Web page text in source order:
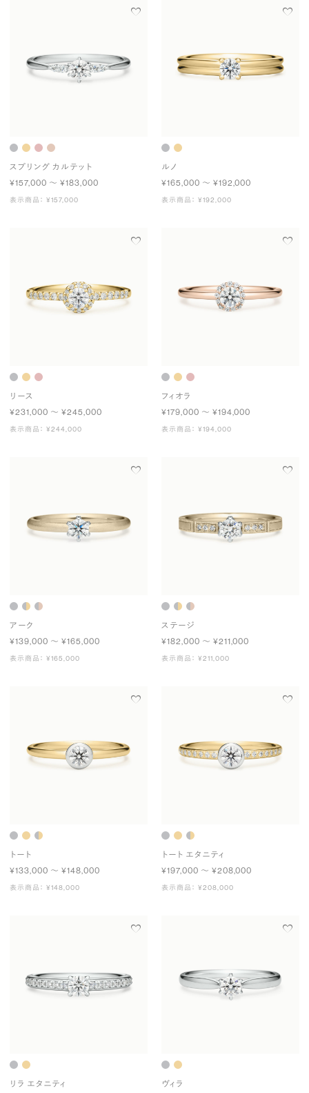
スプリング カルテット
¥157,000 〜 ¥183,000
表示商品： ¥157,000
ルノ
¥165,000 〜 ¥192,000
表示商品： ¥192,000
リース
¥231,000 〜 ¥245,000
表示商品： ¥244,000
フィオラ
¥179,000 〜 ¥194,000
表示商品： ¥194,000
アーク
¥139,000 〜 ¥165,000
表示商品： ¥165,000
ステージ
¥182,000 〜 ¥211,000
表示商品： ¥211,000
トート
¥133,000 〜 ¥148,000
表示商品： ¥148,000
トート エタニティ
¥197,000 〜 ¥208,000
表示商品： ¥208,000
リラ エタニティ ヴィラ